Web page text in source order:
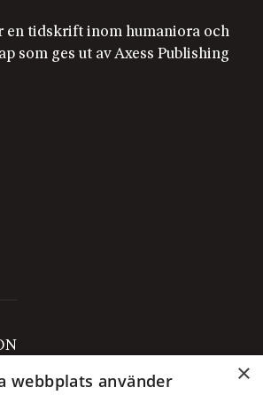
en tidskrift inom humaniora och
som ges ut av Axess Publishing
×
webbplats använder